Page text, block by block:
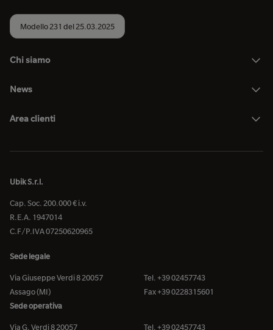
Modello 231 del 25.03.2025
Chi siamo
News
Area clienti
Ubik S.r.l.
Cap. Soc. 200.000 € i.v.
R.E.A. 1947014
C.F/P.IVA 07250620965
Sede legale
Via Giuseppe Verdi 8 20057
Assago (MI)
Tel. +39 02457743
Fax +39 0228315601
Sede operativa
Via G. Verdi 8 20057 Tel. +39 02457743